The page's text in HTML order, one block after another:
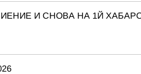
И СНОВА НА 1Й